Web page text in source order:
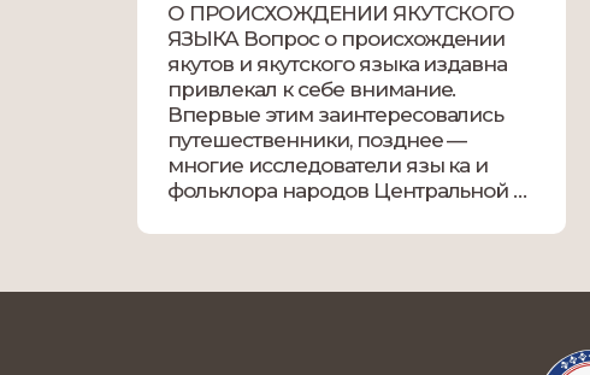
О ПРОИСХОЖДЕНИИ ЯКУТСКОГО
ЯЗЫКА Вопрос о происхождении
якутов и якутского языка издавна
привлекал к себе внимание.
Впервые этим заинтересовались
путешественники, позднее —
многие исследователи язы ка и
фольклора народов Центральной п
этнографы. Почему, когда и каким
тюркоязычный народ оказался на